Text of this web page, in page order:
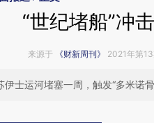
“世纪堵船”冲
来源于 《财新周刊》 2021年第
伊士运河堵塞一周，触发“多米诺